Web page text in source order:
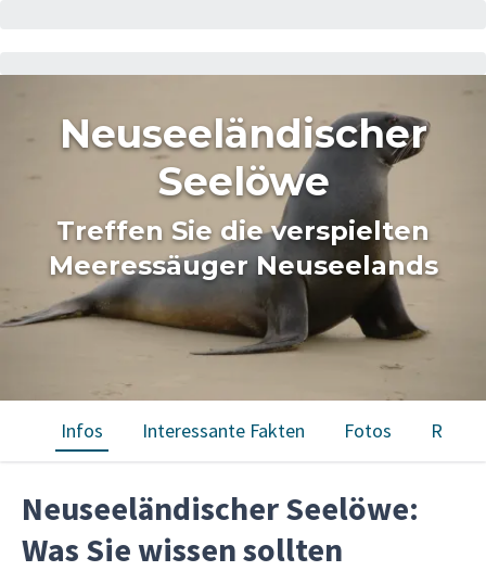
Neuseeländischer
Seelöwe
Treffen Sie die verspielten
Meeressäuger Neuseelands
Infos Interessante Fakten Fotos Reisen
Neuseeländischer Seelöwe:
Was Sie wissen sollten